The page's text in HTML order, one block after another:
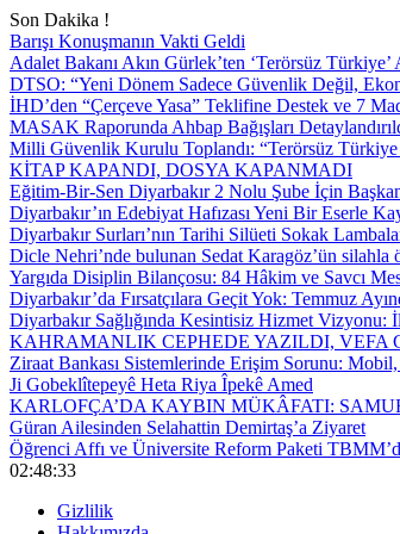
Son Dakika !
Barışı Konuşmanın Vakti Geldi
Adalet Bakanı Akın Gürlek’ten ‘Terörsüz
DTSO: “Yeni Dönem Sadece Güvenlik Değil,
İHD’den “Çerçeve Yasa” Teklifine Destek ve 7
MASAK Raporunda Ahbap Bağışları
Milli Güvenlik Kurulu Toplandı: “Terörsüz
KİTAP KAPANDI, DOSYA KAPANMADI
Eğitim-Bir-Sen Diyarbakır 2 Nolu Şube İçin
Diyarbakır’ın Edebiyat Hafızası Yeni Bir Eserle
Diyarbakır Surları’nın Tarihi Silüeti Sokak
Dicle Nehri’nde bulunan Sedat Karagöz’ün
Yargıda Disiplin Bilançosu: 84 Hâkim ve Savcı
Diyarbakır’da Fırsatçılara Geçit Yok: Temmuz
Diyarbakır Sağlığında Kesintisiz Hizmet Vizyonu:
KAHRAMANLIK CEPHEDE YAZILDI, VEFA
Ziraat Bankası Sistemlerinde Erişim Sorunu:
Ji Gobeklîtepeyê Heta Riya Îpekê Amed
KARLOFÇA’DA KAYBIN MÜKÂFATI:
Güran Ailesinden Selahattin Demirtaş’a Ziyaret
Öğrenci Affı ve Üniversite Reform Paketi
02:48:33
Gizlilik